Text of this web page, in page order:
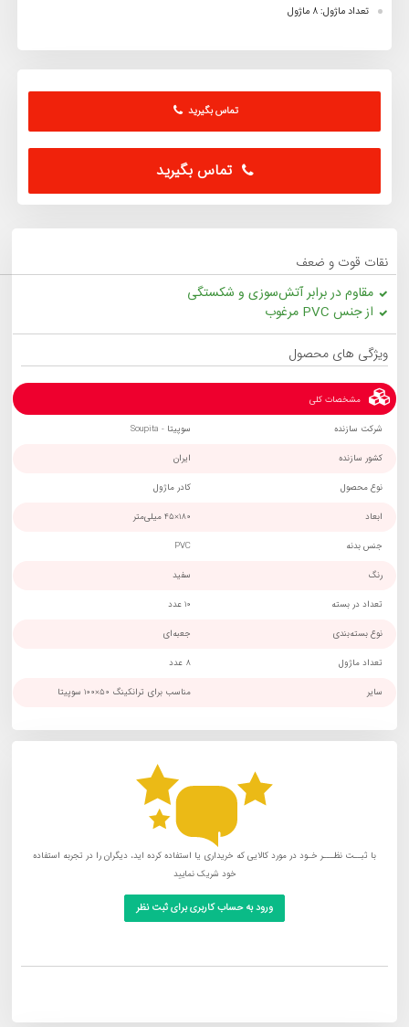
تعداد ماژول: 8 ماژول
تماس بگیرید
تماس بگیرید
نقات قوت و ضعف
مقاوم در برابر آتش‌سوزی و شکستگی
از جنس PVC مرغوب
ویژگی های محصول
مشخصات کلی
شرکت سازنده سوپیتا - Soupita
کشور سازنده ایران
نوع محصول کادر ماژول
ابعاد 180×45 میلی‌متر
جنس بدنه PVC
رنگ سفید
تعداد در بسته 10 عدد
نوع بسته‌بندی جعبه‌ای
تعداد ماژول 8 عدد
سایر مناسب برای ترانکینگ 50×100 سوپیتا
با ثبــت نظـــر خـود در مورد کالایی که خریداری یا استفاده کرده اید، دیگران را در تجربه استفاده
خود شریک نمایید
ورود به حساب کاربری برای ثبت نظر